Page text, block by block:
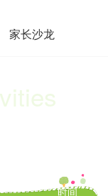
家长沙龙
时间